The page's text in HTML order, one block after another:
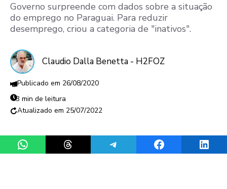
Governo surpreende com dados sobre a situação
do emprego no Paraguai. Para reduzir
desemprego, criou a categoria de "inativos".
Claudio Dalla Benetta - H2FOZ
26/08/2020
3 min de leitura
25/07/2022
Share on WhatsAppShare on ThreadsShare on TelegramShare on Facebook